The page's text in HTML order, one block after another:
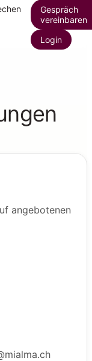
Gespräch
vereinbaren
Login
angebotenen